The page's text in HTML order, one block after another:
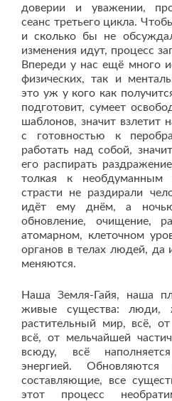
доверии и уважении,
сеанс третьего цикла.
и сколько бы не
изменения идут, процесс
Впереди у нас ещё много
физических, так и
это уж у кого как
подготовит, сумеет
шаблонов, значит взлетит
с готовностью к
работать над собой,
его распирать
толкая к необдуманным
страсти не раздирали
идёт ему днём, а
обновление, очищение,
атомарном, клеточном
органов в телах людей, да
меняются.
Наша Земля-Гайя, наша
живые существа: люди,
растительный мир, всё,
всё, от мельчайшей
всюду, всё
энергией.
составляющие, все
этот процесс